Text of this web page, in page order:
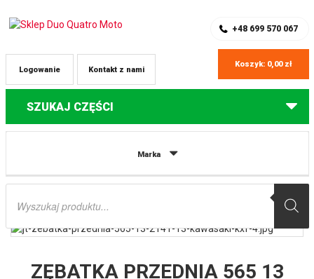
+48 699 570 067
Kontakt z nami
Logowanie
Koszyk: 0,00 zł
SZUKAJ CZĘŚCI
Marka
Wyszukiwarka
Części do quadów Yamaha
SAMOOCZYSZCZAJĄCA (56513JTSC) (ŁAŃC. 520)YFZ 450 ’04-’13 JT
ZĘBATKA PRZEDNIA 565 13